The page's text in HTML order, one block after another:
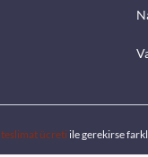
teslimat ücreti ile gerekirse